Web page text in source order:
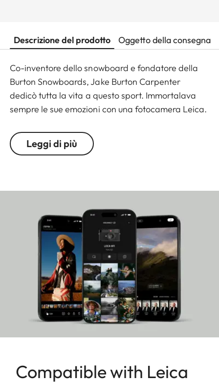
Descrizione del prodotto Oggetto della consegna
Co-inventore dello snowboard e fondatore della
Burton Snowboards, Jake Burton Carpenter
dedicò tutta la vita a questo sport. Immortalava
sempre le sue emozioni con una fotocamera Leica.
Snowboards abbiamo progettato la Leica
SOFORT 2 Burton Edition. Il suo elegante design si
fotocamera e i dettagli in nero lucido completano il
speciale della fotocamera istantanea ibrida viene
fornita in set con l’apposita pratica borsa per
fotocamera Burton. In questo modo la fotocamera
è protetta durante il trasporto, ma sempre a
portata di mano quando è il momento di catturare
un istante memorabile.
Leggi di più
Compatible with Leica